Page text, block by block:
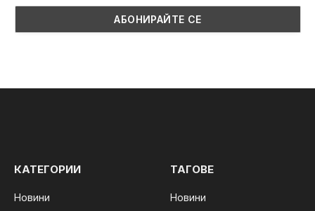
КАТЕГОРИИ
Новини
ТАГОВЕ
Новини